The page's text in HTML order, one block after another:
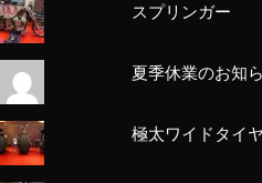
スプリンガー
夏季休業のお知
極太ワイドタイヤ